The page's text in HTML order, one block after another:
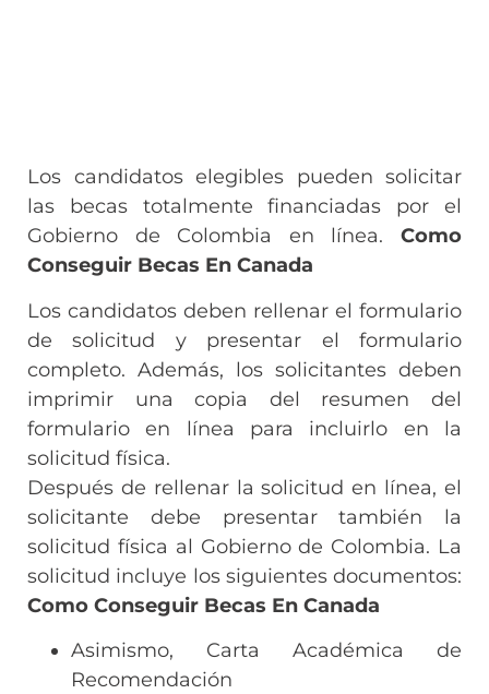
Los candidatos elegibles pueden solicitar
las becas totalmente financiadas por el
Gobierno de Colombia en línea. Como
Conseguir Becas En Canada
Los candidatos deben rellenar el formulario
de solicitud y presentar el formulario
completo. Además, los solicitantes deben
imprimir una copia del resumen del
formulario en línea para incluirlo en la
solicitud física.
Después de rellenar la solicitud en línea, el
solicitante debe presentar también la
solicitud física al Gobierno de Colombia. La
solicitud incluye los siguientes documentos:
Como Conseguir Becas En Canada
Asimismo, Carta Académica de
Recomendación